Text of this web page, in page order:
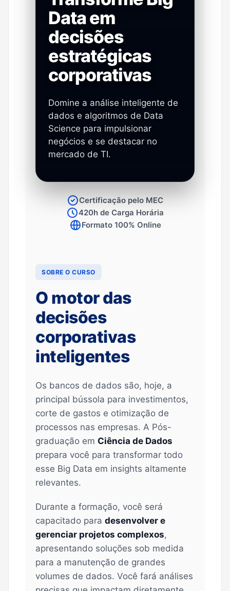
Data em
decisões
estratégicas
corporativas
Domine a análise inteligente de
dados e algoritmos de Data
Science para impulsionar
negócios e se destacar no
mercado de TI.
Certificação pelo MEC
420h de Carga Horária
Formato 100% Online
SOBRE O CURSO
O motor das
decisões
corporativas
inteligentes
Os bancos de dados são, hoje, a
principal bússola para investimentos,
corte de gastos e otimização de
processos nas empresas. A Pós-
graduação em Ciência de Dados
prepara você para transformar todo
esse Big Data em insights altamente
relevantes.
Durante a formação, você será
capacitado para desenvolver e
gerenciar projetos complexos,
apresentando soluções sob medida
para a manutenção de grandes
volumes de dados. Você fará análises